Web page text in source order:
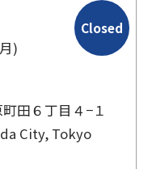
)
Closed
田６丁目４−１
City, Tokyo